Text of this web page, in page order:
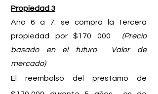
Propiedad 3
Año 6 a 7: se compra la tercera
propiedad por $170 000 (Precio
basado en el futuro
Valor de
mercado)
El reembolso del préstamo de